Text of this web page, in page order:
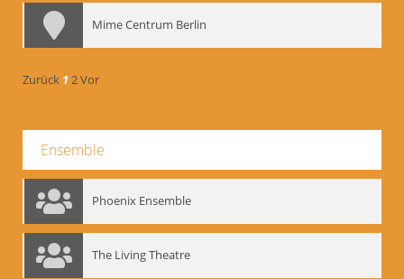
Mime Centrum Berlin
Zurück 12Vor
Ensemble
Phoenix Ensemble
The Living Theatre